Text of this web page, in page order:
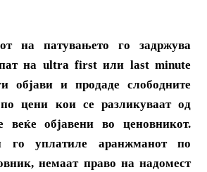
на патувањето го задржува
на ultra first или last minute
објави и продаде слободните
цени кои се разликуваат од
веќе објавени во ценовникот.
го уплатиле аранжманот по
немаат право на надомест